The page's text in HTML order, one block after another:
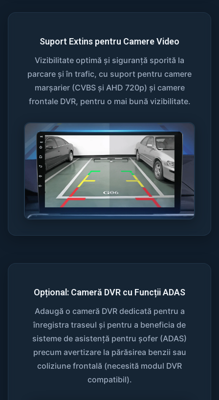
Suport Extins pentru Camere Video
Vizibilitate optimă și siguranță sporită la
parcare și în trafic, cu suport pentru camere
marșarier (CVBS și AHD 720p) și camere
frontale DVR, pentru o mai bună vizibilitate.
Opțional: Cameră DVR cu Funcții ADAS
Adaugă o cameră DVR dedicată pentru a
înregistra traseul și pentru a beneficia de
sisteme de asistență pentru șofer (ADAS)
precum avertizare la părăsirea benzii sau
coliziune frontală (necesită modul DVR
compatibil).